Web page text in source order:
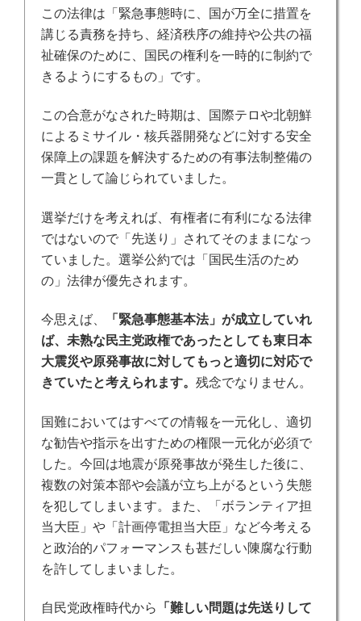
この法律は「緊急事態時に、国が万全に措置を
講じる責務を持ち、経済秩序の維持や公共の福
祉確保のために、国民の権利を一時的に制約で
きるようにするもの」です。
この合意がなされた時期は、国際テロや北朝鮮
によるミサイル・核兵器開発などに対する安全
保障上の課題を解決するための有事法制整備の
一貫として論じられていました。
選挙だけを考えれば、有権者に有利になる法律
ではないので「先送り」されてそのままになっ
ていました。選挙公約では「国民生活のため
の」法律が優先されます。
今思えば、
「緊急事態基本法」が成立していれ
ば、未熟な民主党政権であったとしても東日本
大震災や原発事故に対してもっと適切に対応で
きていたと考えられます。 残念でなりません。
国難においてはすべての情報を一元化し、適切
な勧告や指示を出すための権限一元化が必須で
した。今回は地震が原発事故が発生した後に、
複数の対策本部や会議が立ち上がるという失態
を犯してしまいます。また、「ボランティア担
当大臣」や「計画停電担当大臣」など今考える
と政治的パフォーマンスも甚だしい陳腐な行動
を許してしまいました。
自民党政権時代から
「難しい問題は先送りして